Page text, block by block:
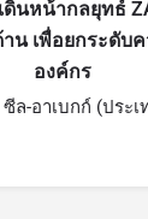
ดินหน้ากลยุทธ์
น เพื่อยกระดับ
องค์กร
ล-อาเบกก์ (ประ